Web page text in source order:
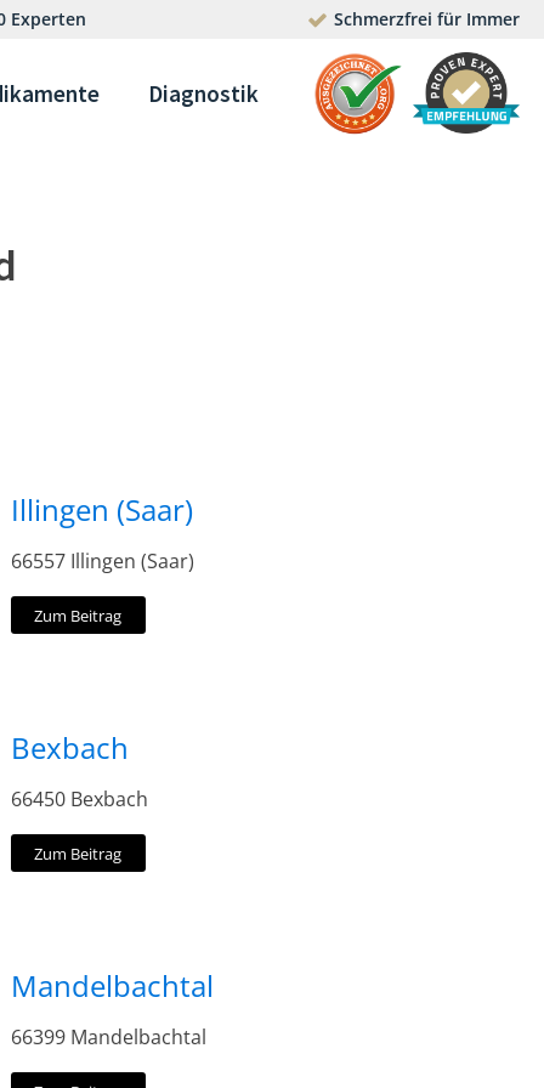
Experten Schmerzfrei für Immer
Diagnostik
Illingen (Saar)
66557 Illingen (Saar)
Zum Beitrag
Bexbach
66450 Bexbach
Zum Beitrag
Mandelbachtal
66399 Mandelbachtal